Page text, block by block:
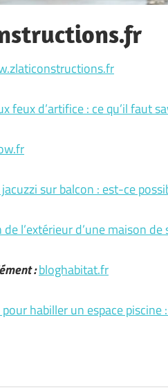
feux d’artifice : ce qu’il faut
sur balcon : est-ce
l’extérieur d’une maison
:bloghabitat.fr
habiller un espace